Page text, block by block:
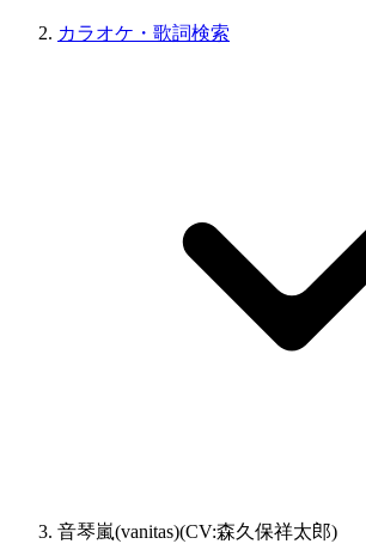
カラオケ・歌詞検索
音琴嵐(vanitas)(CV:森久保祥太郎)